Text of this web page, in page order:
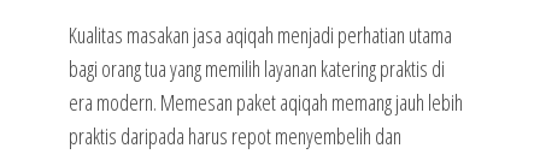
Kualitas masakan jasa aqiqah menjadi perhatian utama
bagi orang tua yang memilih layanan katering praktis di
era modern. Memesan paket aqiqah memang jauh lebih
praktis daripada harus repot menyembelih dan